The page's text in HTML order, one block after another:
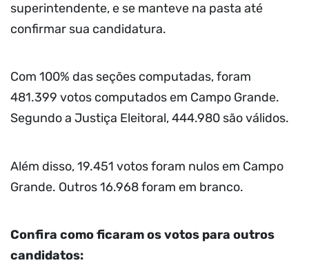
superintendente, e se manteve na pasta até
confirmar sua candidatura.
Com 100% das seções computadas, foram
481.399 votos computados em Campo Grande.
Segundo a Justiça Eleitoral, 444.980 são válidos.
Além disso, 19.451 votos foram nulos em Campo
Grande. Outros 16.968 foram em branco.
Confira como ficaram os votos para outros
candidatos: